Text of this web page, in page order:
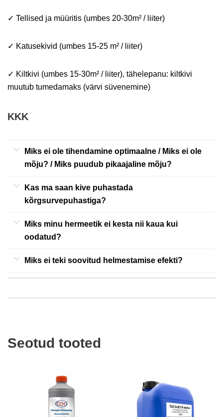
✓ Tellised ja müüritis (umbes 20-30m² / liiter)
✓ Katusekivid (umbes 15-25 m² / liiter)
✓ Kiltkivi (umbes 15-30m² / liiter), tähelepanu: kiltkivi
muutub tumedamaks (värvi süvenemine)
KKK
Miks ei ole tihendamine optimaalne / Miks ei ole
mõju? / Miks puudub pikaajaline mõju?
Kas ma saan kive puhastada
kõrgsurvepuhastiga?
Miks minu hermeetik ei kesta nii kaua kui
oodatud?
Miks ei teki soovitud helmestamise efekti?
Seotud tooted